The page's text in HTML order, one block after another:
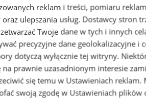
kryminalne w Wodzisławiu
lokalne
reklam i treści, pomiaru
ulepszania usług. Dostawcy stron
Twoje dane w tych i innych
precyzyjne dane geolokalizacyjne i
dotyczą wyłącznie tej witryny.
na prawnie uzasadnionym interesie
się temu w Ustawieniach reklam.
swoją zgodę w Ustawieniach plików